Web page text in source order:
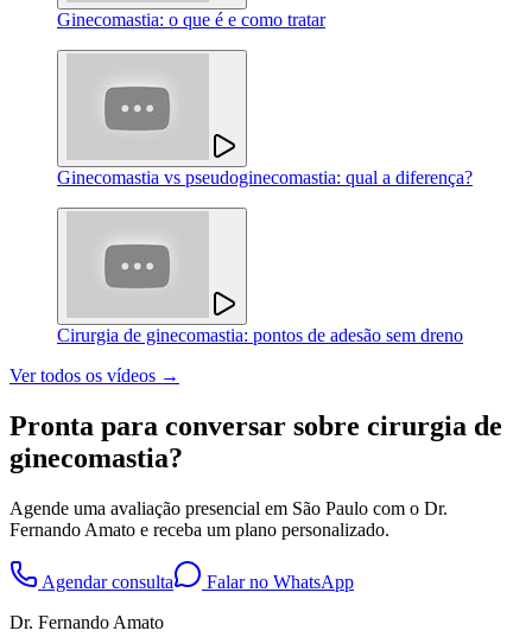
Ginecomastia: o que é e como tratar
Ginecomastia vs pseudoginecomastia: qual a diferença?
Cirurgia de ginecomastia: pontos de adesão sem dreno
Ver todos os vídeos →
Pronta para conversar sobre cirurgia de
ginecomastia?
Agende uma avaliação presencial em São Paulo com o Dr.
Fernando Amato e receba um plano personalizado.
Agendar consulta
Falar no WhatsApp
Dr. Fernando Amato